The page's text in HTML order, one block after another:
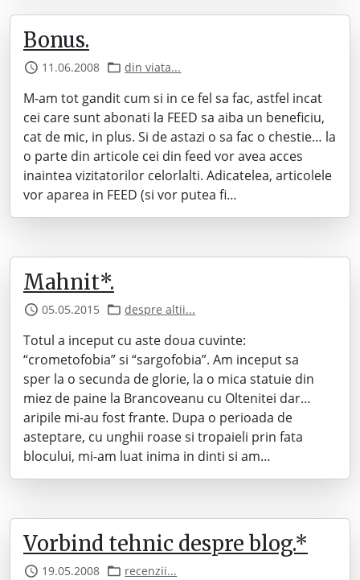
Bonus.
11.06.2008 din viata...
M-am tot gandit cum si in ce fel sa fac, astfel incat
cei care sunt abonati la FEED sa aiba un beneficiu,
cat de mic, in plus. Si de astazi o sa fac o chestie… la
o parte din articole cei din feed vor avea acces
inaintea vizitatorilor celorlalti. Adicatelea, articolele
vor aparea in FEED (si vor putea fi…
Mahnit*.
05.05.2015 despre altii...
Totul a inceput cu aste doua cuvinte:
“crometofobia” si “sargofobia”. Am inceput sa
sper la o secunda de glorie, la o mica statuie din
miez de paine la Brancoveanu cu Oltenitei dar…
aripile mi-au fost frante. Dupa o perioada de
asteptare, cu unghii roase si tropaieli prin fata
blocului, mi-am luat inima in dinti si am…
Vorbind tehnic despre blog.*
19.05.2008 recenzii...